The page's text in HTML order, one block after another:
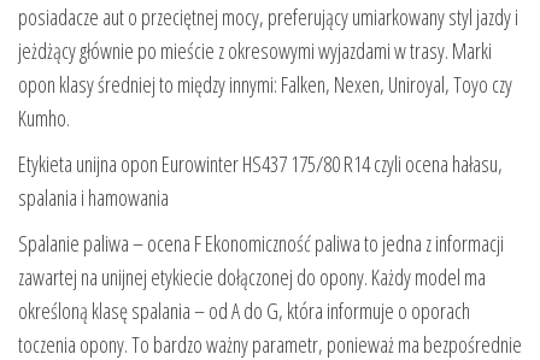
posiadacze aut o przeciętnej mocy, preferujący umiarkowany styl jazdy i
jeżdżący głównie po mieście z okresowymi wyjazdami w trasy. Marki
opon klasy średniej to między innymi: Falken, Nexen, Uniroyal, Toyo czy
Kumho.
Etykieta unijna opon Eurowinter HS437 175/80 R14 czyli ocena hałasu,
spalania i hamowania
Spalanie paliwa – ocena F Ekonomiczność paliwa to jedna z informacji
zawartej na unijnej etykiecie dołączonej do opony. Każdy model ma
określoną klasę spalania – od A do G, która informuje o oporach
toczenia opony. To bardzo ważny parametr, ponieważ ma bezpośrednie